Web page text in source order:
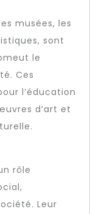
musées, les
sont
le
Ces
l’éducation
d’art et
rôle
Leur